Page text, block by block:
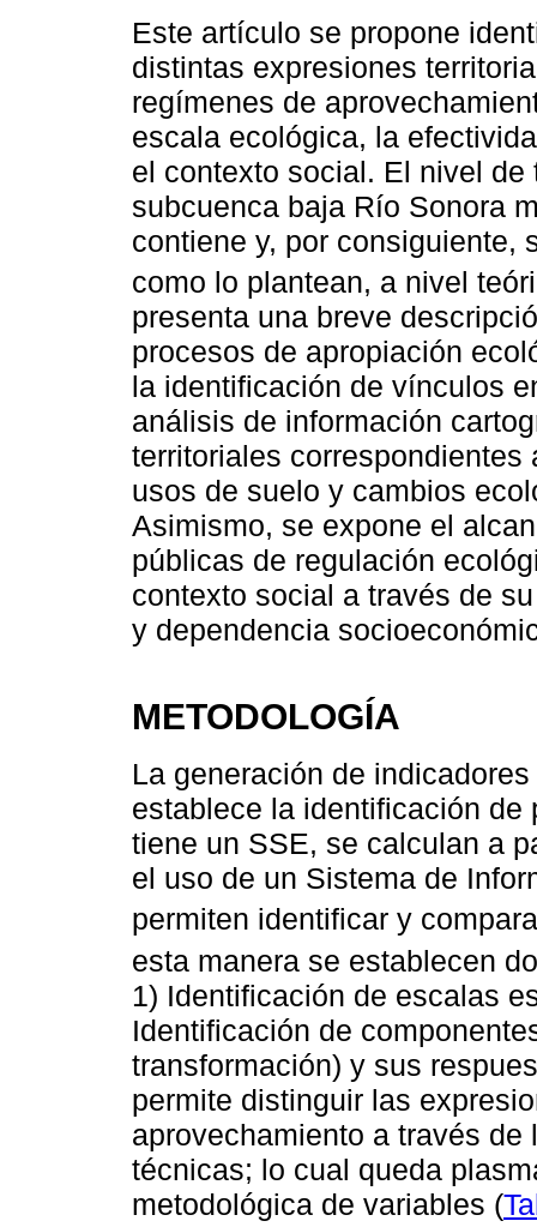
Este artículo se propone
distintas expresiones
regímenes de
escala ecológica, la
el contexto social. El nivel
subcuenca baja Río Sonora
contiene y, por consiguiente,
como lo plantean, a nivel
presenta una breve
procesos de apropiación
la identificación de vínculos
análisis de información
territoriales
usos de suelo y cambios
Asimismo, se expone el
públicas de regulación
contexto social a través de
y dependencia
METODOLOGÍA
La generación de
establece la identificación de
tiene un SSE, se calculan a
el uso de un Sistema de
permiten identificar y
esta manera se establecen
1) Identificación de escalas
Identificación de
transformación) y sus
permite distinguir las
aprovechamiento a través
técnicas; lo cual queda
metodológica de variables (